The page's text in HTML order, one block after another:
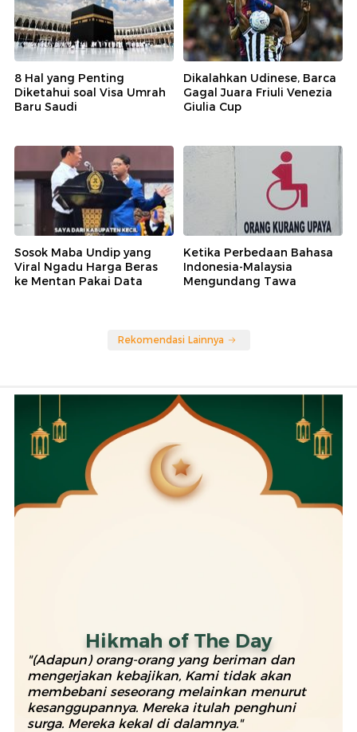
8 Hal yang Penting
Diketahui soal Visa Umrah
Baru Saudi
Dikalahkan Udinese, Barca
Gagal Juara Friuli Venezia
Giulia Cup
Sosok Maba Undip yang
Viral Ngadu Harga Beras
ke Mentan Pakai Data
Ketika Perbedaan Bahasa
Indonesia-Malaysia
Mengundang Tawa
Rekomendasi Lainnya
Hikmah of The Day
"(Adapun) orang-orang yang beriman dan
mengerjakan kebajikan, Kami tidak akan
membebani seseorang melainkan menurut
kesanggupannya. Mereka itulah penghuni
surga. Mereka kekal di dalamnya."